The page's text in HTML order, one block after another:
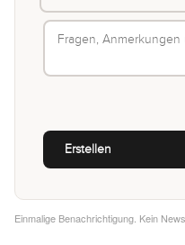
Einmalige Benachrichtigung. Kein